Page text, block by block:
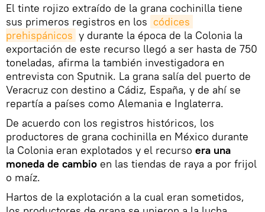
El tinte rojizo extraído de la grana cochinilla tiene
sus primeros registros en los códices
prehispánicos y durante la época de la Colonia la
exportación de este recurso llegó a ser hasta de 750
toneladas, afirma la también investigadora en
entrevista con Sputnik. La grana salía del puerto de
Veracruz con destino a Cádiz, España, y de ahí se
repartía a países como Alemania e Inglaterra.
De acuerdo con los registros históricos, los
productores de grana cochinilla en México durante
la Colonia eran explotados y el recurso era una
moneda de cambio en las tiendas de raya a por frijol
o maíz.
Hartos de la explotación a la cual eran sometidos,